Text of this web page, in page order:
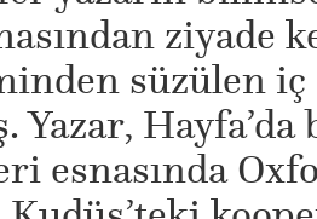
ziyade
süzülen
Yazar,
esnasında